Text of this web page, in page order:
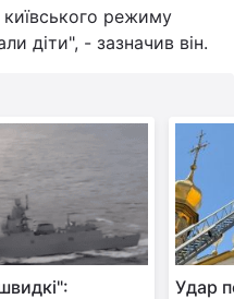
київського режиму
діти", - зазначив він.
Удар